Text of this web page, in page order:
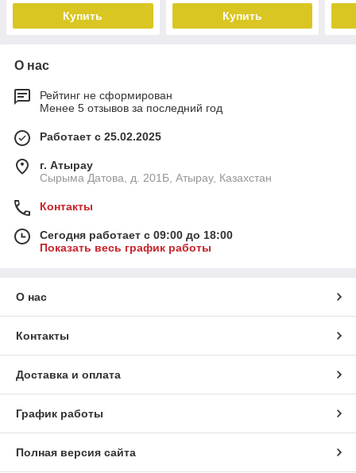
Купить Купить
О нас
Рейтинг не сформирован
Менее 5 отзывов за последний год
Работает с 25.02.2025
г. Атырау
Сырыма Датова, д. 201Б, Атырау, Казахстан
Контакты
Сегодня работает с 09:00 до 18:00
Показать весь график работы
О нас
Контакты
Доставка и оплата
График работы
Полная версия сайта